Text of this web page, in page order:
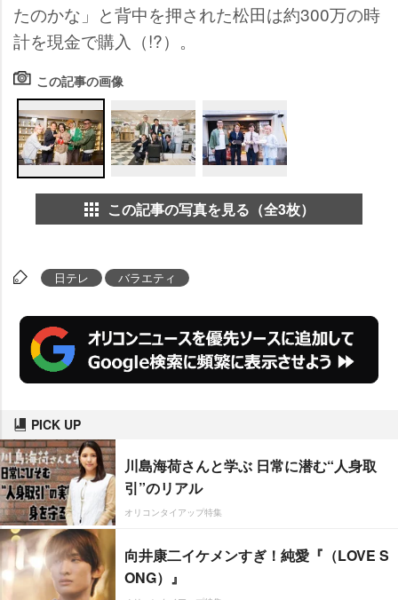
たのかな」と背中を押された松田は約300万の時
計を現金で購入（!?）。
この記事の画像
この記事の写真を見る（全3枚）
日テレ バラエティ
PICK UP
川島海荷さんと学ぶ 日常に潜む“人身取
引”のリアル
オリコンタイアップ特集
向井康二イケメンすぎ！純愛『（LOVE S
ONG）』